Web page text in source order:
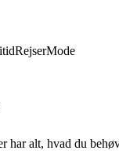
RejserMode
har alt, hvad du